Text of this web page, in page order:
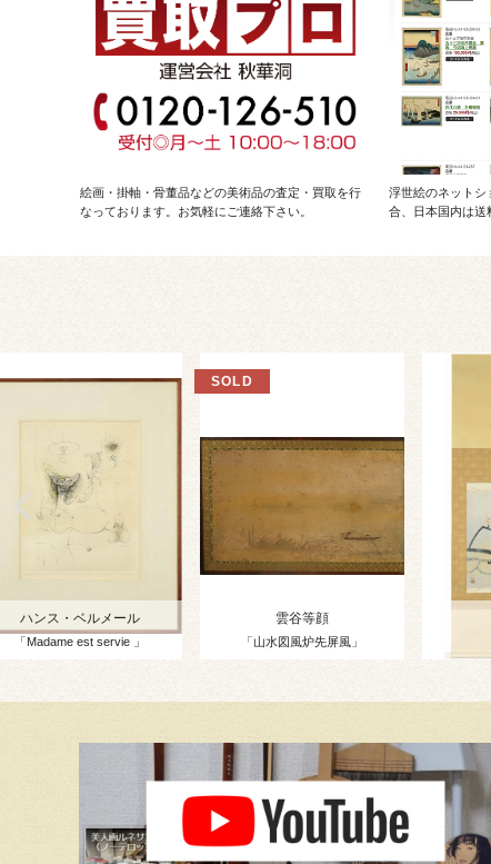
絵画・掛軸・骨董品などの美術品の査定・買取を行
なっております。お気軽にご連絡下さい。
浮世絵のネットシ
合、日本国内は送
ハンス・ベルメール
「Madame est servie 」
雲谷等顔
「山水図風炉先屏風」